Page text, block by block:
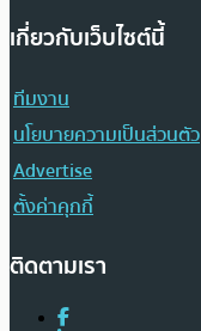
เกี่ยวกับเว็บไซต์นี้
ทีมงาน
นโยบายความเป็นส่วนตัว
Advertise
ตั้งค่าคุกกี้
ติดตามเรา